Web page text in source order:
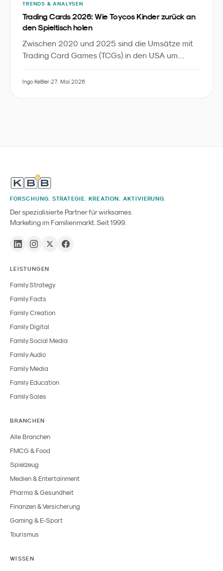
TRENDS & ANALYSEN
Trading Cards 2026: Wie Toycos Kinder zurück an
den Spieltisch holen
Zwischen 2020 und 2025 sind die Umsätze mit
Trading Card Games (TCGs) in den USA um
von unter 18-Jährigen. Ein aktuelles Kidscreen-
Ingo Keßler·27. Mai 2026
FORSCHUNG. STRATEGIE. KREATION. AKTIVIERUNG.
Der spezialisierte Partner für wirksames
Marketing im Familienmarkt. Seit 1999.
LEISTUNGEN
Family Strategy
Family Facts
Family Creation
Family Digital
Family Social Media
Family Audio
Family Media
Family Education
Family Sales
BRANCHEN
Alle Branchen
FMCG & Food
Spielzeug
Medien & Entertainment
Pharma & Gesundheit
Finanzen & Versicherung
Gaming & E-Sport
Tourismus
WISSEN